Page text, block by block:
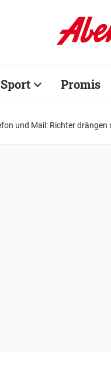
Sport Promis
und Mail: Richter